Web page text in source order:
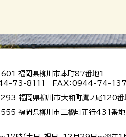
福岡県柳川市本町87番地1
73-8111 FAX：0944-74-
福岡県柳川市大和町鷹ノ尾120番
福岡県柳川市三橋町正行431番地